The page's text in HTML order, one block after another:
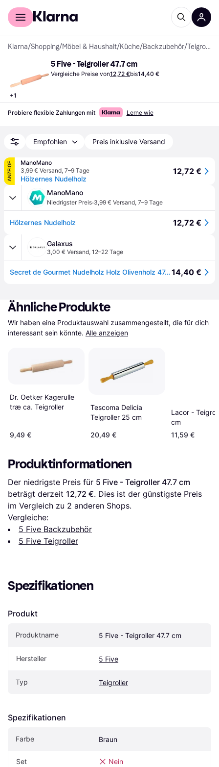
Für Shopper
Klarna/Shopping/Möbel & Haushalt/Küche/Backzubehör/ Teigroller
+1
5 Five - Teigroller 47.7 cm
Vergleiche Preise von12,72 €bis14,40 €
Probiere flexible Zahlungen mit Lerne wie
Empfohlen Preis inklusive Versand
ANZEIGE
ManoMano
3,99 € Versand, 7–9 Tage
Hölzernes Nudelholz
12,72 €
ManoMano
Niedrigster Preis·3,99 € Versand, 7–9 Tage
Hölzernes Nudelholz 12,72 €
Galaxus
3,00 € Versand, 12–22 Tage
Secret de Gourmet Nudelholz Holz Olivenholz 47,7 x 5,3 cm, Wallholz, Braun, Schwarz14,40 €
Ähnliche Produkte
Wir haben eine Produktauswahl zusammengestellt, die für dich
interessant sein könnte. Alle anzeigen
Dr. Oetker Kagerulle
træ ca. Teigroller
9,49 €
Tescoma Delicia
Teigroller 25 cm
20,49 €
Lacor -
cm
11,59 €
Produktinformationen
Der niedrigste Preis für 5 Five - Teigroller 47.7 cm
beträgt derzeit 12,72 €. Dies ist der günstigste Preis
im Vergleich zu 2 anderen Shops.
Vergleiche:
5 Five Backzubehör
5 Five Teigroller
Spezifikationen
Produkt
Produktname 5 Five - Teigroller 47.7 cm
Hersteller 5 Five
Typ Teigroller
Spezifikationen
Farbe Braun
Set Nein